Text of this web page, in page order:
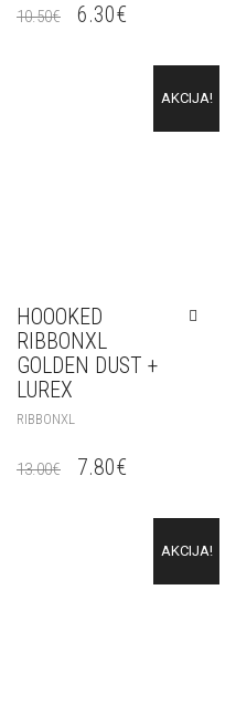
10.50€ 6.30€
AKCIJA!
HOOOKED
RIBBONXL
GOLDEN DUST +
LUREX
RIBBONXL
13.00€ 7.80€
AKCIJA!